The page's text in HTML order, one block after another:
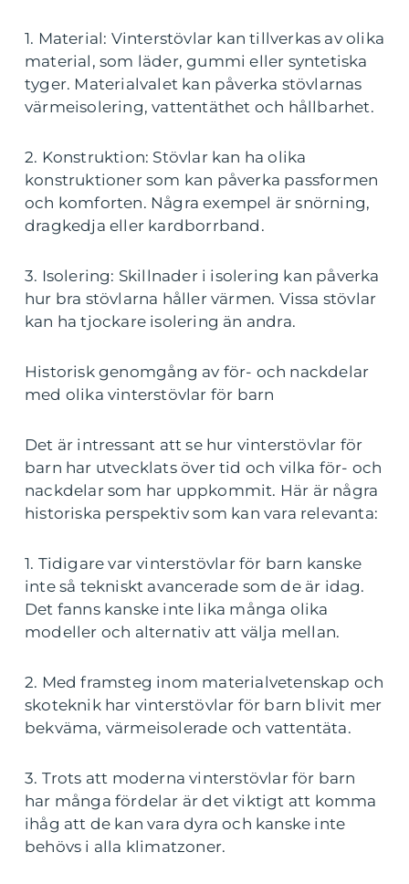
1. Material: Vinterstövlar kan tillverkas av olika
material, som läder, gummi eller syntetiska
tyger. Materialvalet kan påverka stövlarnas
värmeisolering, vattentäthet och hållbarhet.
2. Konstruktion: Stövlar kan ha olika
konstruktioner som kan påverka passformen
och komforten. Några exempel är snörning,
dragkedja eller kardborrband.
3. Isolering: Skillnader i isolering kan påverka
hur bra stövlarna håller värmen. Vissa stövlar
kan ha tjockare isolering än andra.
Historisk genomgång av för- och nackdelar
med olika vinterstövlar för barn
Det är intressant att se hur vinterstövlar för
barn har utvecklats över tid och vilka för- och
nackdelar som har uppkommit. Här är några
historiska perspektiv som kan vara relevanta:
1. Tidigare var vinterstövlar för barn kanske
inte så tekniskt avancerade som de är idag.
Det fanns kanske inte lika många olika
modeller och alternativ att välja mellan.
2. Med framsteg inom materialvetenskap och
skoteknik har vinterstövlar för barn blivit mer
bekväma, värmeisolerade och vattentäta.
3. Trots att moderna vinterstövlar för barn
har många fördelar är det viktigt att komma
ihåg att de kan vara dyra och kanske inte
behövs i alla klimatzoner.